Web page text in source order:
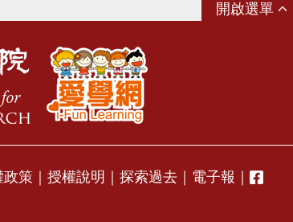
選單
政策 ｜ 授權說明 ｜ 探索過去 ｜ 電子報 ｜